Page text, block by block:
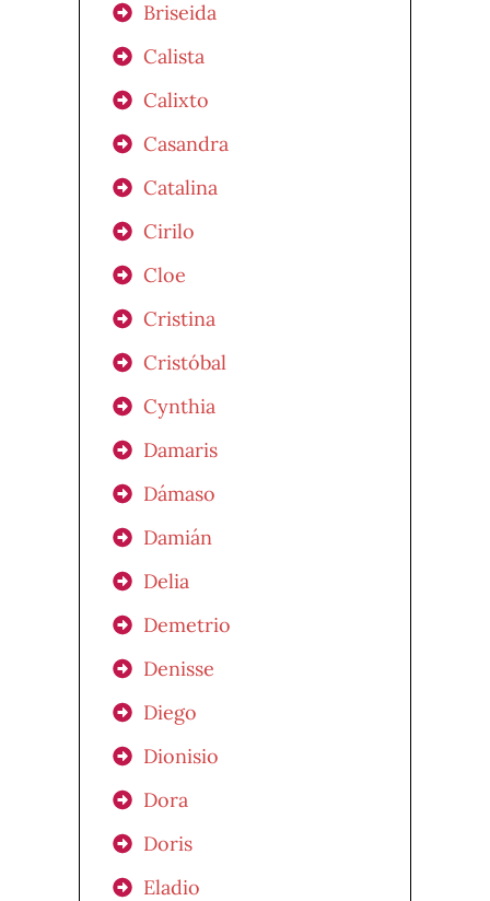
Briseida
Calista
Calixto
Casandra
Catalina
Cirilo
Cloe
Cristina
Cristóbal
Cynthia
Damaris
Dámaso
Damián
Delia
Demetrio
Denisse
Diego
Dionisio
Dora
Doris
Eladio